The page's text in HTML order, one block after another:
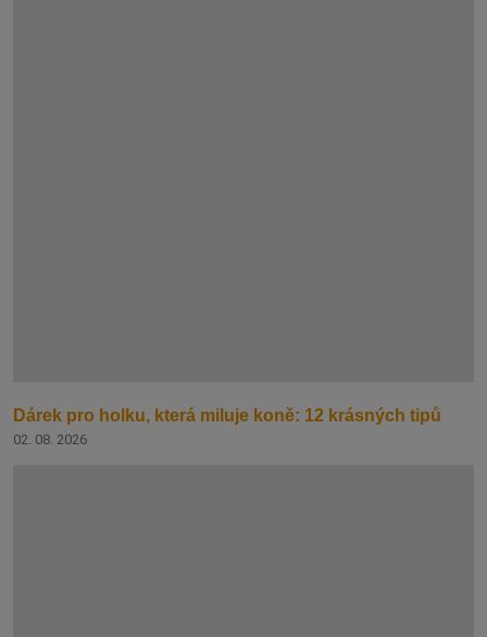
Dárek pro holku, která miluje koně: 12 krásných tipů
02. 08. 2026